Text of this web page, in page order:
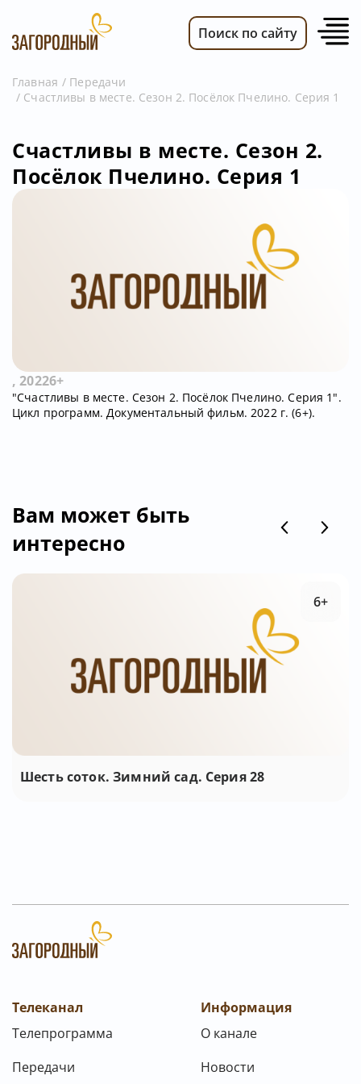
ВИДЕО
ПЕРЕДАЧИ
ТЕЛЕПРОГРАММА
РЕКЛАМОДАТЕЛЯМ
Поиск по сайту
Главная
Передачи
Счастливы в месте. Сезон 2. Посёлок Пчелино. Серия 1
Счастливы в месте. Сезон 2.
Посёлок Пчелино. Серия 1
, 20226+
"Счастливы в месте. Сезон 2. Посёлок Пчелино. Серия 1".
Цикл программ. Документальный фильм. 2022 г. (6+).
Вам может быть
интересно
Шесть соток. Зимний сад. Серия 28
6+
Телеканал
Телепрограмма
Передачи
Информация
О канале
Новости